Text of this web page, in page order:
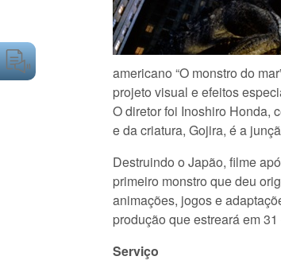
americano “O monstro do
projeto visual e efeitos
O diretor foi Inoshiro Honda,
e da criatura, Gojira, é a
Destruindo o Japão, filme
primeiro monstro que deu
animações, jogos e
produção que estreará em
Serviço